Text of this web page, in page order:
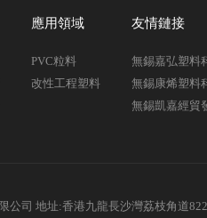
應用領域
PVC粒料
改性工程塑料
友情鏈接
無錫嘉弘塑料
無錫康烯塑料
無錫凱嘉經貿
公司 地址:香港九龍長沙灣荔枝角道